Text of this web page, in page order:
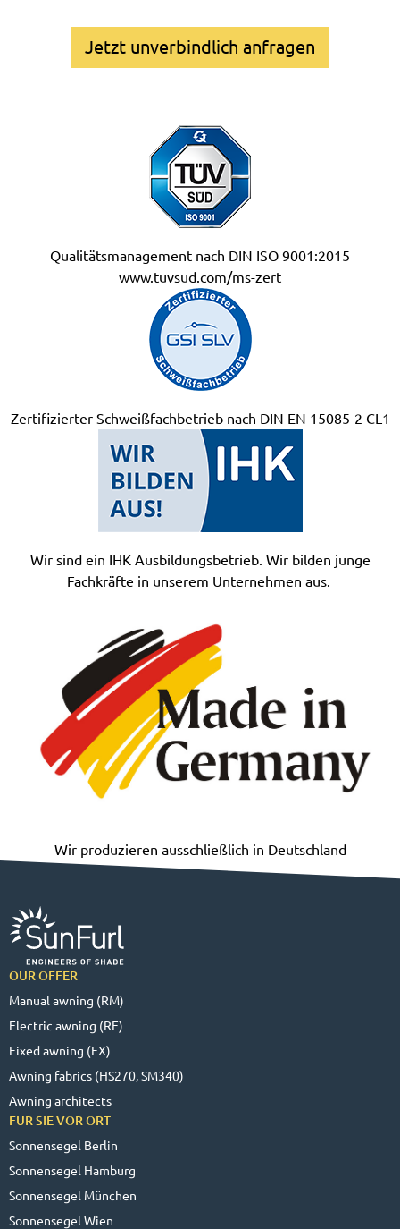
Jetzt unverbindlich anfragen
Qualitätsmanagement nach DIN ISO 9001:2015
www.tuvsud.com/ms-zert
Zertifizierter Schweißfachbetrieb nach DIN EN 15085-2 CL1
Wir sind ein IHK Ausbildungsbetrieb. Wir bilden junge
Fachkräfte in unserem Unternehmen aus.
Wir produzieren ausschließlich in Deutschland
OUR OFFER
Manual awning (RM)
Electric awning (RE)
Fixed awning (FX)
Awning fabrics (HS270, SM340)
Awning architects
FÜR SIE VOR ORT
Sonnensegel Berlin
Sonnensegel Hamburg
Sonnensegel München
Sonnensegel Wien